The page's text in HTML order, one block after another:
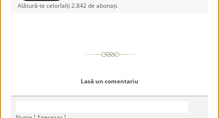
Alătură-te celorlalți 2.842 de abonați.
Lasă un comentariu